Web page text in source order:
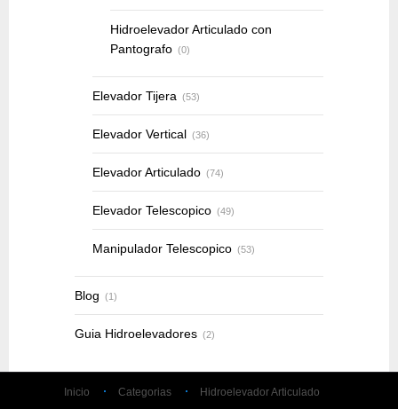
Hidroelevador Articulado con
Pantografo (0)
Elevador Tijera (53)
Elevador Vertical (36)
Elevador Articulado (74)
Elevador Telescopico (49)
Manipulador Telescopico (53)
Blog (1)
Guia Hidroelevadores (2)
Inicio Categorias Hidroelevador Articulado